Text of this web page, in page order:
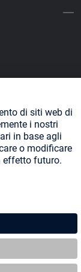
ed eventuali
indicato.